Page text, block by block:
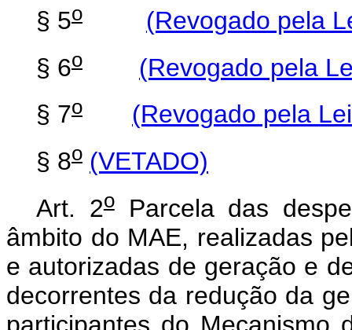
§ 5o
(Revogado pela
§ 6o
(Revogado pela
§ 7o
(Revogado pela
§ 8o (VETADO)
Art. 2oParcela das
âmbito do MAE, realizadas
e autorizadas de geração e
decorrentes da redução da
participantes do Mecanismo